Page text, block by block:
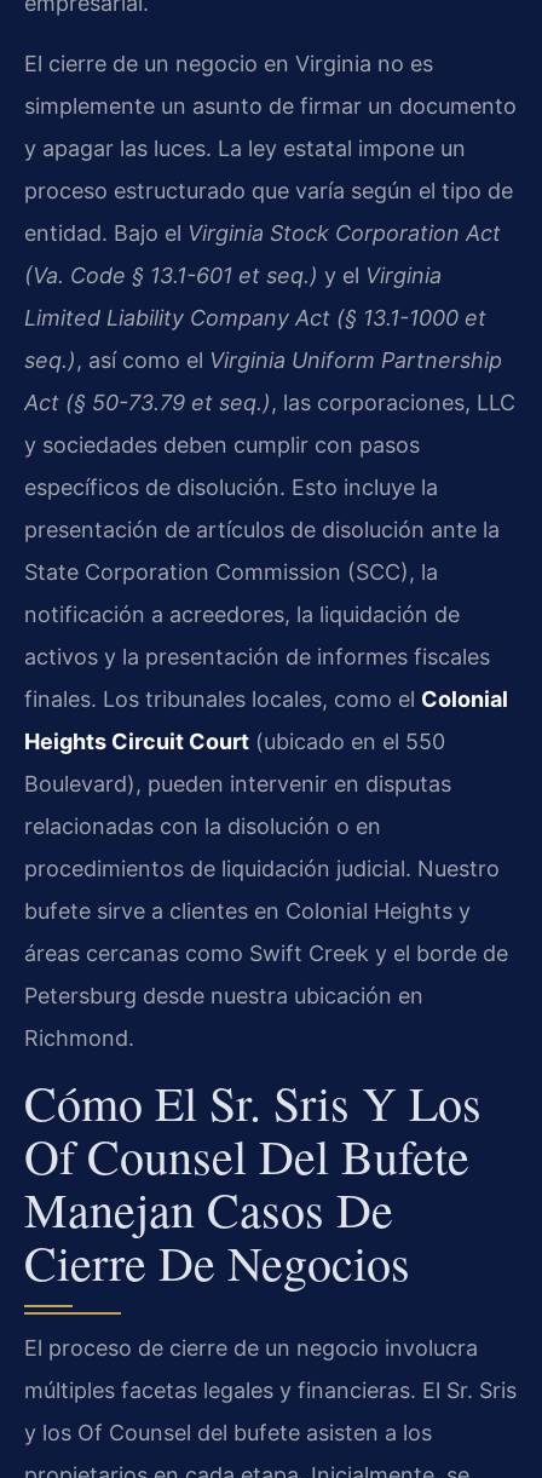
El cierre de un negocio en Virginia no es
simplemente un asunto de firmar un documento
y apagar las luces. La ley estatal impone un
proceso estructurado que varía según el tipo de
entidad. Bajo el Virginia Stock Corporation Act
(Va. Code § 13.1-601 et seq.) y el Virginia
Limited Liability Company Act (§ 13.1-1000 et
seq.), así como el Virginia Uniform Partnership
Act (§ 50-73.79 et seq.), las corporaciones, LLC
y sociedades deben cumplir con pasos
específicos de disolución. Esto incluye la
presentación de artículos de disolución ante la
State Corporation Commission (SCC), la
notificación a acreedores, la liquidación de
activos y la presentación de informes fiscales
finales. Los tribunales locales, como el Colonial
Heights Circuit Court (ubicado en el 550
Boulevard), pueden intervenir en disputas
relacionadas con la disolución o en
procedimientos de liquidación judicial. Nuestro
bufete sirve a clientes en Colonial Heights y
áreas cercanas como Swift Creek y el borde de
Petersburg desde nuestra ubicación en
Richmond.
Cómo El Sr. Sris Y Los
Of Counsel Del Bufete
Manejan Casos De
Cierre De Negocios
El proceso de cierre de un negocio involucra
múltiples facetas legales y financieras. El Sr. Sris
y los Of Counsel del bufete asisten a los